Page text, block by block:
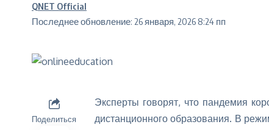
Последнее обновление: 26 января, 2026 8:24 пп
QNET Official
Поделиться
Эксперты говорят, что пандемия
дистанционного образования. В